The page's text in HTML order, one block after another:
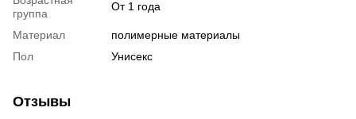
группа
От 1 года
Материал
полимерные материалы
Пол
Унисекс
Отзывы